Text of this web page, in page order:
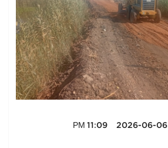
2026-06-06 11:09 PM